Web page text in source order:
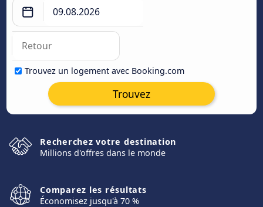
Trouvez un logement avec Booking.com
Trouvez
Recherchez votre destination
Millions d'offres dans le monde
Comparez les résultats
Économisez jusqu'à 70 %